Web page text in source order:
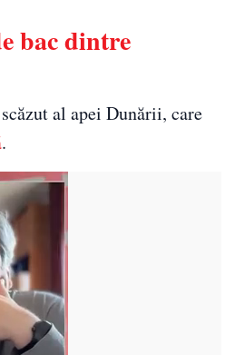
bac dintre
al apei Dunării, care
.